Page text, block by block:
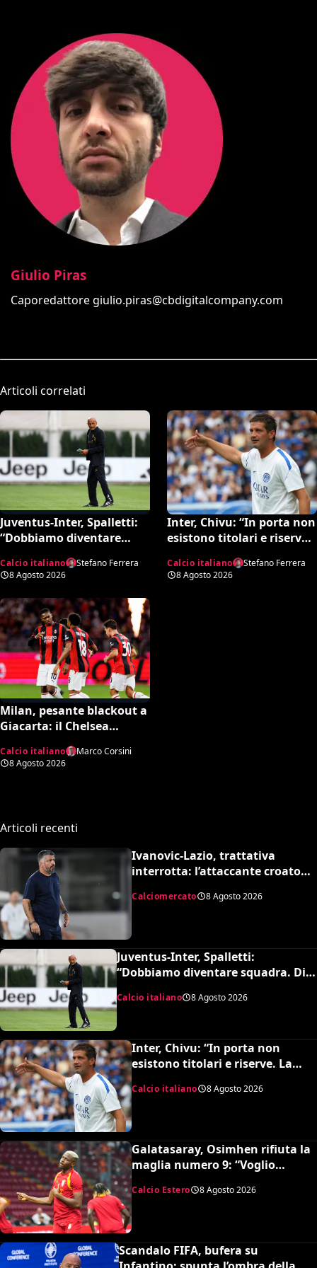
Giulio Piras
Caporedattoregiulio.piras@cbdigitalcompany.com
Articoli correlati
Juventus-Inter, Spalletti:
“Dobbiamo diventare
Cose che possono
capitare”
Calcio italiano
Stefano Ferrera
8 Agosto 2026
Inter, Chivu: “In porta non
esistono titolari e riserve.
Calcio italiano
Stefano Ferrera
8 Agosto 2026
Milan, pesante blackout a
Giacarta: il Chelsea
amichevole
Calcio italiano
Marco Corsini
8 Agosto 2026
Articoli recenti
Ivanovic-Lazio, trattativa
interrotta: l’attaccante croato
Calciomercato 8 Agosto 2026
Juventus-Inter, Spalletti:
“Dobbiamo diventare squadra. Di
Gregorio? Cose che possono
capitare”
Calcio italiano 8 Agosto 2026
Inter, Chivu: “In porta non
esistono titolari e riserve. La
Calcio italiano 8 Agosto 2026
Galatasaray, Osimhen rifiuta la
maglia numero 9: “Voglio
Calcio Estero 8 Agosto 2026
Scandalo FIFA, bufera su